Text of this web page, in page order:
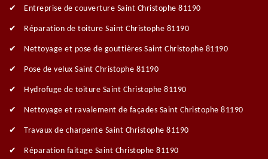
Entreprise de couverture Saint Christophe 81190
Réparation de toiture Saint Christophe 81190
Nettoyage et pose de gouttières Saint Christophe 81190
Pose de velux Saint Christophe 81190
Hydrofuge de toiture Saint Christophe 81190
Nettoyage et ravalement de façades Saint Christophe 81190
Travaux de charpente Saint Christophe 81190
Réparation faitage Saint Christophe 81190